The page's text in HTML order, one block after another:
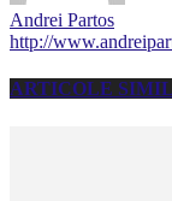
Andrei Partos
http://
ARTICOLE